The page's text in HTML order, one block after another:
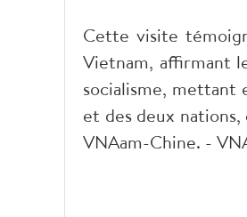
Cette visite
Vietnam, affirmant
socialisme, mettant
et des deux
VNAam-Chine. -